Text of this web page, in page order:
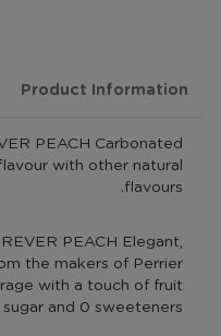
Product Information
PEACH Carbonated
with other natural
flavours.
PEACH Elegant,
the makers of Perrier
with a touch of fruit
and 0 sweeteners.